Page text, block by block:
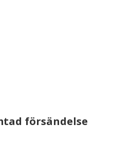
försändelse